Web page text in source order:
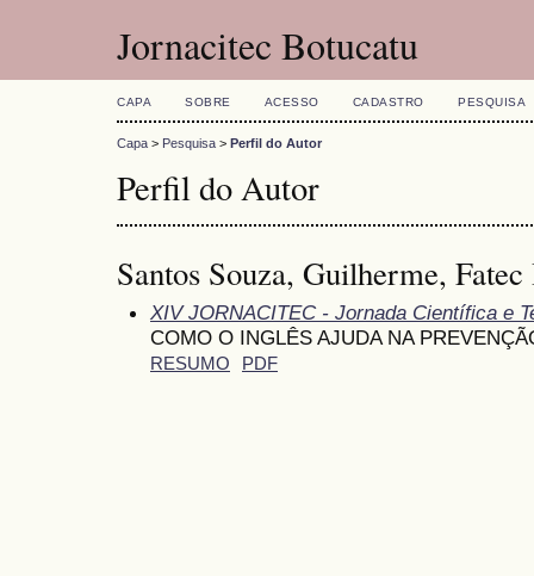
Jornacitec Botucatu
CAPA SOBRE ACESSO CADASTRO PESQUISA
Capa > Pesquisa > Perfil do Autor
Perfil do Autor
Santos Souza, Guilherme,
XIV JORNACITEC - Jornada Científica e
COMO O INGLÊS AJUDA NA
RESUMO PDF